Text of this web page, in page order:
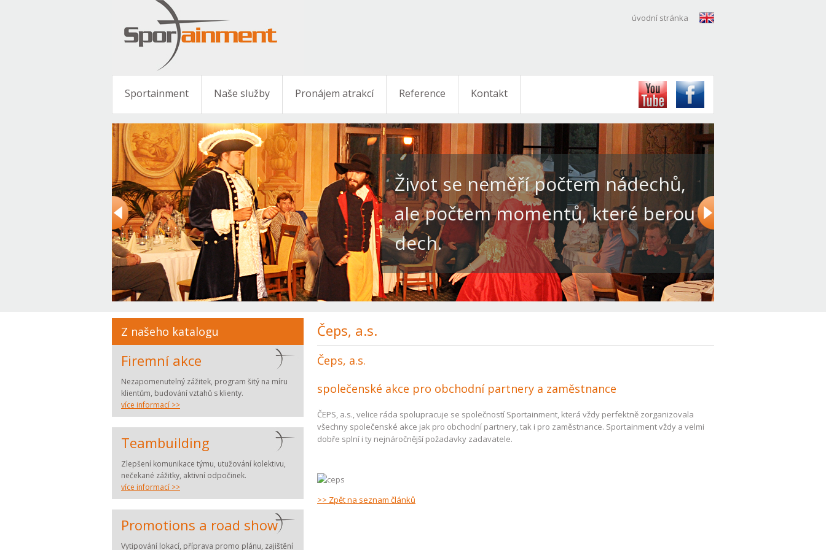
úvodní stránka
Sportainment Naše služby Pronájem atrakcí Reference Kontakt
Život se neměří počtem nádechů,
ale počtem momentů, které berou
dech.
Z našeho katalogu
Firemní akce
Nezapomenutelný zážitek, program šitý na míru
klientům, budování vztahů s klienty.
více informací >>
Teambuilding
Zlepšení komunikace týmu, utužování kolektivu,
nečekané zážitky, aktivní odpočinek.
více informací >>
Promotions a road show
Vytipování lokací, příprava promo plánu, zajištění
Čeps, a.s.
Čeps, a.s.
společenské akce pro obchodní partnery a zaměstnance
ČEPS, a.s., velice ráda spolupracuje se společností Sportainment, která vždy perfektně zorganizovala
všechny společenské akce jak pro obchodní partnery, tak i pro zaměstnance. Sportainment vždy a velmi
dobře splní i ty nejnáročnější požadavky zadavatele.
>> Zpět na seznam článků